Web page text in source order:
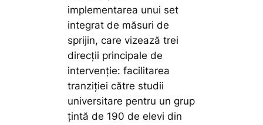
implementarea unui set
integrat de măsuri de
sprijin, care vizează trei
direcții principale de
intervenție: facilitarea
tranziției către studii
universitare pentru un grup
țintă de 190 de elevi din